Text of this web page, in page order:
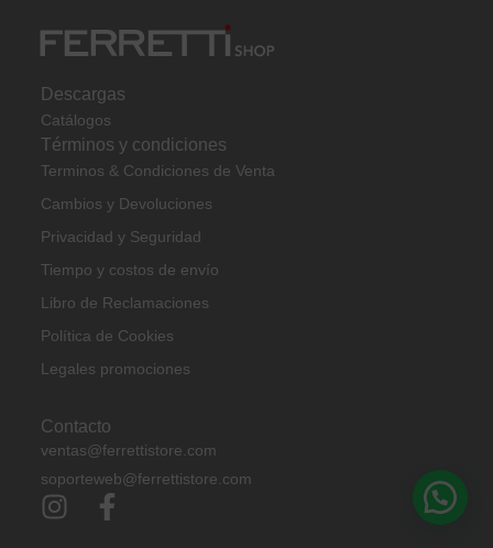
Descargas
Catálogos
Términos y condiciones
Terminos & Condiciones de Venta
Cambios y Devoluciones
Privacidad y Seguridad
Tiempo y costos de envío
Libro de Reclamaciones
Política de Cookies
Legales promociones
Contacto
ventas@ferrettistore.com
soporteweb@ferrettistore.com